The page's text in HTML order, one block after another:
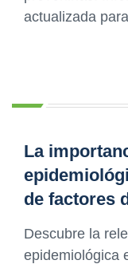
actualizada
La
de factores
Descubre la
epidemiológica